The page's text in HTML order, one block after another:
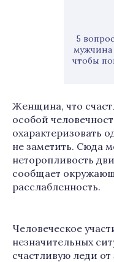
5
чтобы
Женщина, что
особой
охарактеризовать
не заметить. Сюда
неторопливость
сообщает
расслабленность.
Человеческое
незначительных
счастливую леди